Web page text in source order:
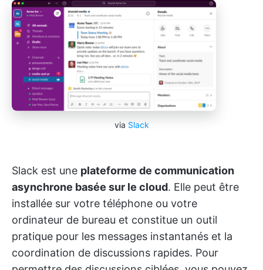
via Slack
Slack est une plateforme de communication
asynchrone basée sur le cloud. Elle peut être
installée sur votre téléphone ou votre
ordinateur de bureau et constitue un outil
pratique pour les messages instantanés et la
coordination de discussions rapides. Pour